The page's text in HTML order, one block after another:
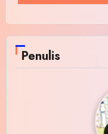
Penulis